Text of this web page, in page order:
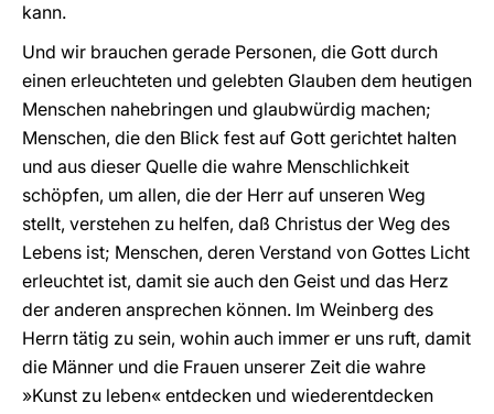
kann.
Und wir brauchen gerade Personen, die Gott durch
einen erleuchteten und gelebten Glauben dem heutigen
Menschen nahebringen und glaubwürdig machen;
Menschen, die den Blick fest auf Gott gerichtet halten
und aus dieser Quelle die wahre Menschlichkeit
schöpfen, um allen, die der Herr auf unseren Weg
stellt, verstehen zu helfen, daß Christus der Weg des
Lebens ist; Menschen, deren Verstand von Gottes Licht
erleuchtet ist, damit sie auch den Geist und das Herz
der anderen ansprechen können. Im Weinberg des
Herrn tätig zu sein, wohin auch immer er uns ruft, damit
die Männer und die Frauen unserer Zeit die wahre
»Kunst zu leben« entdecken und wiederentdecken